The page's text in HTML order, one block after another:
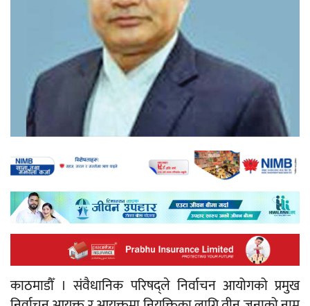
काठमाडौँ । संवैधानिक परिषद्ले निर्वाचन आयोगको प्रमुख